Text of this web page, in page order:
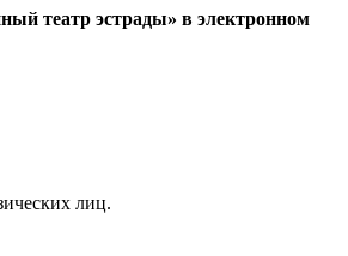
театр эстрады» в электронном
лиц.